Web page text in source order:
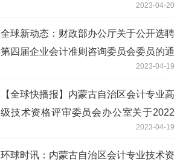
2023-04-20
全球新动态：财政部办公厅关于公开选聘
第四届企业会计准则咨询委员会委员的通
2023-04-19
【全球快播报】内蒙古自治区会计专业高
级技术资格评审委员会办公室关于2022
年度全区正高级和高级会计师资格评审通
过核准备案人员有关事项的公告
2023-04-19
环球时讯：内蒙古自治区会计专业技术资